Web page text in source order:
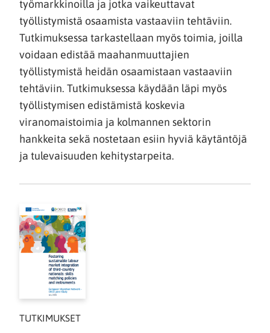
työmarkkinoilla ja jotka vaikeuttavat
työllistymistä osaamista vastaaviin tehtäviin.
Tutkimuksessa tarkastellaan myös toimia, joilla
voidaan edistää maahanmuuttajien
työllistymistä heidän osaamistaan vastaaviin
tehtäviin. Tutkimuksessa käydään läpi myös
työllistymisen edistämistä koskevia
viranomaistoimia ja kolmannen sektorin
hankkeita sekä nostetaan esiin hyviä käytäntöjä
ja tulevaisuuden kehitystarpeita.
TUTKIMUKSET